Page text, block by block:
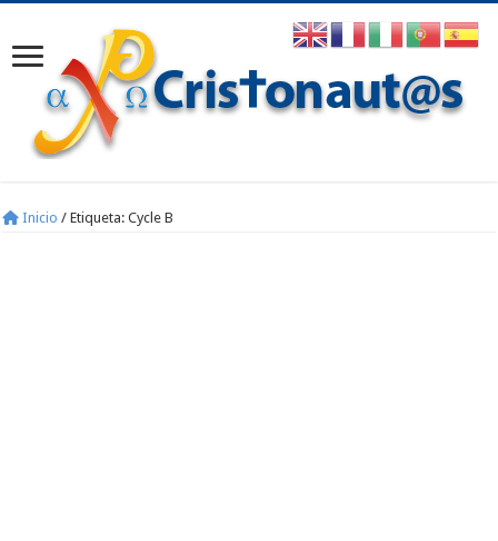
Inicio / Etiqueta:Cycle B